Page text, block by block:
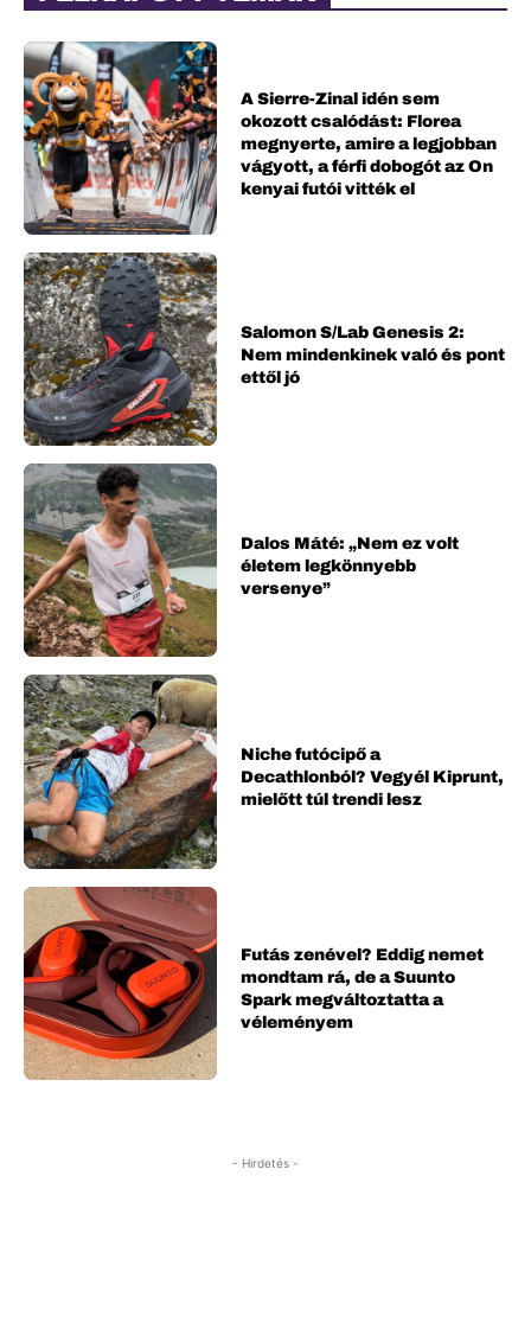
A Sierre-Zinal idén sem
okozott csalódást: Florea
megnyerte, amire a legjobban
vágyott, a férfi dobogót az On
kenyai futói vitték el
Salomon S/Lab Genesis 2:
Nem mindenkinek való és pont
ettől jó
Dalos Máté: „Nem ez volt
életem legkönnyebb
versenye”
Niche futócipő a
Decathlonból? Vegyél Kiprunt,
mielőtt túl trendi lesz
Futás zenével? Eddig nemet
mondtam rá, de a Suunto
Spark megváltoztatta a
véleményem
- Hirdetés -